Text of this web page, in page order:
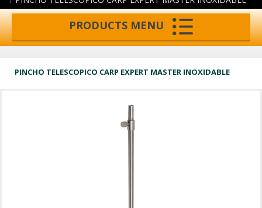
PRODUCTS MENU
PINCHO TELESCOPICO CARP EXPERT MASTER INOXIDABLE